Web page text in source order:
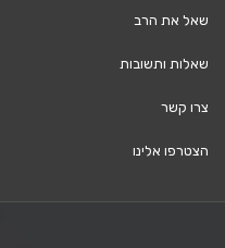
שאל את הרב
שאלות ותשובות
צרו קשר
הצטרפו אלינו